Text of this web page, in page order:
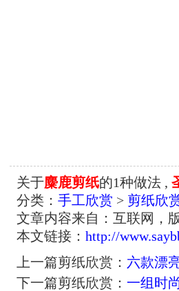
关于麋鹿剪纸的1种做法 ,
分类： 手工欣赏 > 剪纸欣
文章内容来自：互联网，
本文链接： http://
上一篇剪纸欣赏： 六款漂
下一篇剪纸欣赏： 一组时